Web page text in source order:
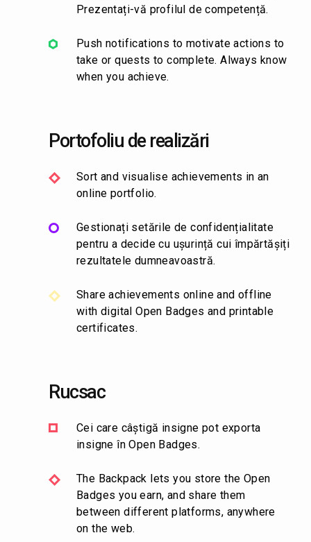
Prezentați-vă profilul de competență.
Push notifications to motivate actions to
take or quests to complete. Always know
when you achieve.
Portofoliu de realizări
Sort and visualise achievements in an
online portfolio.
Gestionați setările de confidențialitate
pentru a decide cu ușurință cui împărtășiți
rezultatele dumneavoastră.
Share achievements online and offline
with digital Open Badges and printable
certificates.
Rucsac
Cei care câștigă insigne pot exporta
insigne în Open Badges.
The Backpack lets you store the Open
Badges you earn, and share them
between different platforms, anywhere
on the web.